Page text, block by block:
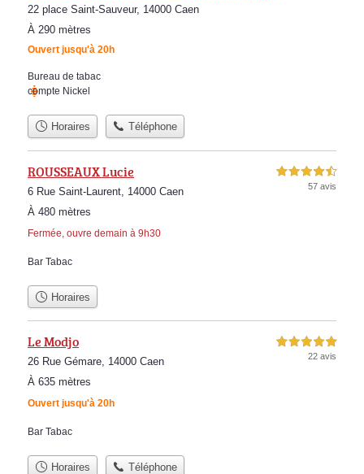
22 place Saint-Sauveur, 14000 Caen
À 290 mètres
Ouvert jusqu'à 20h
Bureau de tabac
compte Nickel
Horaires Téléphone
ROUSSEAUX Lucie
6 Rue Saint-Laurent, 14000 Caen
À 480 mètres
Fermée, ouvre demain à 9h30
4,5 étoiles sur 5
57 avis
Bar Tabac
Horaires
Le Modjo
26 Rue Gémare, 14000 Caen
À 635 mètres
Ouvert jusqu'à 20h
5,0 étoiles sur 5
22 avis
Bar Tabac
Horaires Téléphone